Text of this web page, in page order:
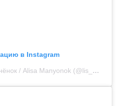
в Instagram
Публикация от Алиса Манёнок / Alisa Manyonok (@lis_manyonok)